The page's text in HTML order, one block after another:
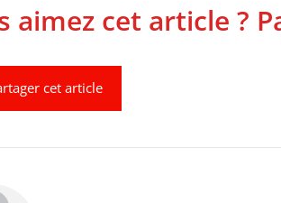
aimez cet article ?
cet article